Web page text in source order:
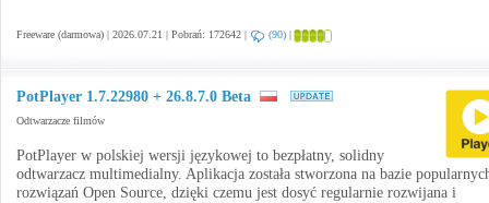
Freeware (darmowa) | 2026.07.21 | Pobrań: 172642 | (90) |
PotPlayer 1.7.22980 + 26.8.7.0 Beta
Odtwarzacze filmów
PotPlayer w polskiej wersji językowej to bezpłatny, solidny
odtwarzacz multimedialny. Aplikacja została stworzona na bazie
rozwiązań Open Source, dzięki czemu jest dosyć regularnie rozwijana i